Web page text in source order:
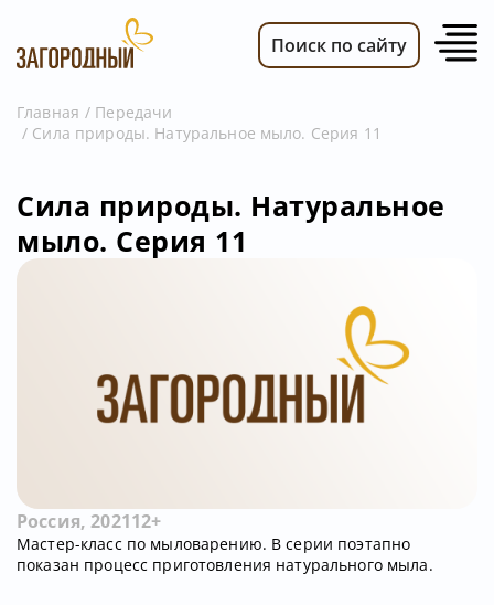
ВИДЕО
ПЕРЕДАЧИ
ТЕЛЕПРОГРАММА
РЕКЛАМОДАТЕЛЯМ
Поиск по сайту
Главная
Передачи
Сила природы. Натуральное мыло. Серия 11
Сила природы. Натуральное
мыло. Серия 11
Россия, 202112+
Мастер-класс по мыловарению. В серии поэтапно
показан процесс приготовления натурального мыла.